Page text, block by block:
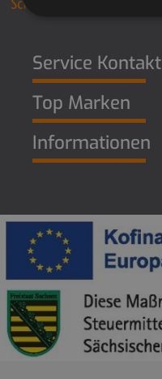
Service Kontakt
Top Marken
Informationen